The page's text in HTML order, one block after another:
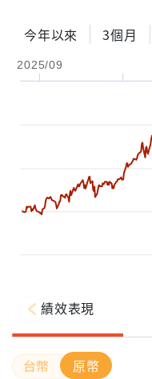
今年以來 3個月
2025/09
配息金額
績效表現
原幣